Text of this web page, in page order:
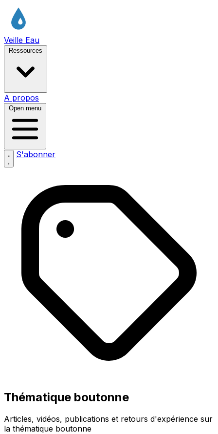
Veille Eau
Ressources
A propos
Open menu
S'abonner
Thématique boutonne
Articles, vidéos, publications et retours d'expérience sur
la thématique boutonne